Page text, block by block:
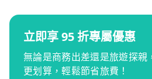
立即享 95 折專屬優惠
無論是商務出差還是旅遊探親
更划算，輕鬆節省旅費！